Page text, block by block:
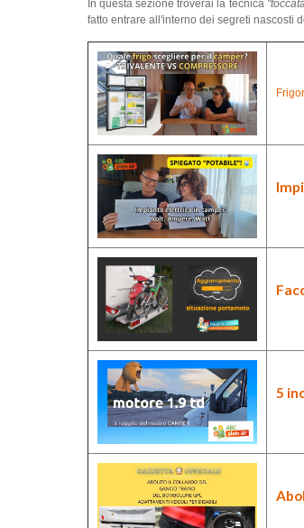
In questa sezione troverai la tecnica
fatto entrare all'interno dei segreti nascosti
5